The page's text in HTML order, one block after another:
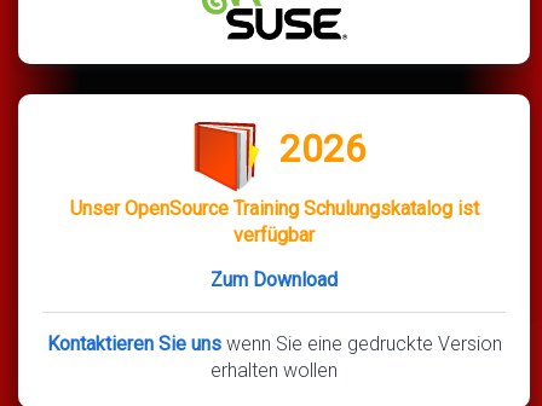
2026
Unser OpenSource Training Schulungskatalog ist
verfügbar
Zum Download
Kontaktieren Sie uns wenn Sie eine gedruckte Version
erhalten wollen